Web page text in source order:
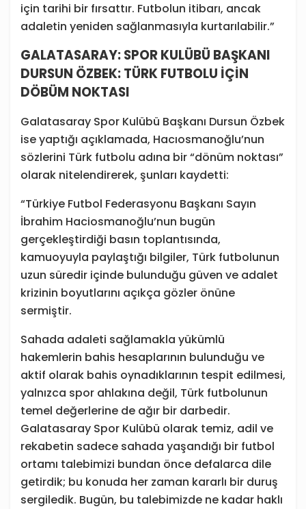
için tarihi bir fırsattır. Futbolun itibarı, ancak
adaletin yeniden sağlanmasıyla kurtarılabilir.”
GALATASARAY: SPOR KULÜBÜ BAŞKANI
DURSUN ÖZBEK: TÜRK FUTBOLU İÇİN
DÖBÜM NOKTASI
Galatasaray Spor Kulübü Başkanı Dursun Özbek
ise yaptığı açıklamada, Hacıosmanoğlu’nun
sözlerini Türk futbolu adına bir “dönüm noktası”
olarak nitelendirerek, şunları kaydetti:
“Türkiye Futbol Federasyonu Başkanı Sayın
İbrahim Haciosmanoğlu’nun bugün
gerçekleştirdiği basın toplantısında,
kamuoyuyla paylaştığı bilgiler, Türk futbolunun
uzun süredir içinde bulunduğu güven ve adalet
krizinin boyutlarını açıkça gözler önüne
sermiştir.
Sahada adaleti sağlamakla yükümlü
hakemlerin bahis hesaplarının bulunduğu ve
aktif olarak bahis oynadıklarının tespit edilmesi,
yalnızca spor ahlakına değil, Türk futbolunun
temel değerlerine de ağır bir darbedir.
Galatasaray Spor Kulübü olarak temiz, adil ve
rekabetin sadece sahada yaşandığı bir futbol
ortamı talebimizi bundan önce defalarca dile
getirdik; bu konuda her zaman kararlı bir duruş
sergiledik. Bugün, bu talebimizde ne kadar haklı